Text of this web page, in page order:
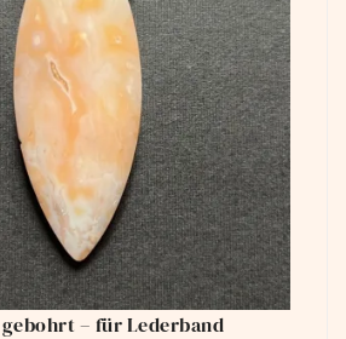
– für Lederband